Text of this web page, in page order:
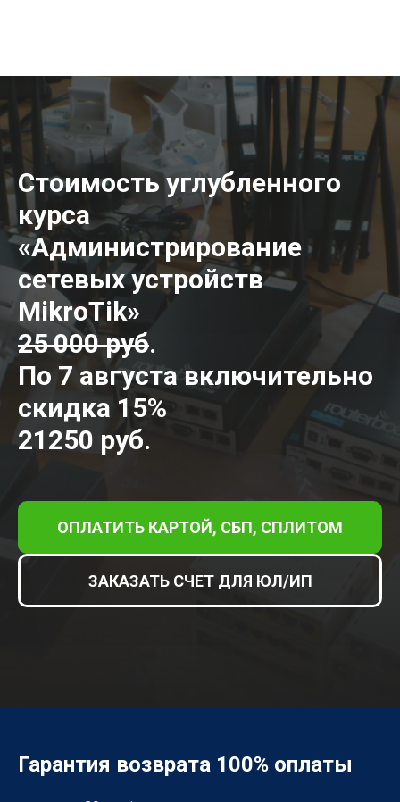
Стоимость углубленного
курса
«Администрирование
сетевых устройств
MikroTik»
25 000 руб.
По 7 августа включительно
скидка 15%
21250 руб.
ОПЛАТИТЬ КАРТОЙ, СБП, СПЛИТОМ
ЗАКАЗАТЬ СЧЕТ ДЛЯ ЮЛ/ИП
Гарантия возврата 100% оплаты